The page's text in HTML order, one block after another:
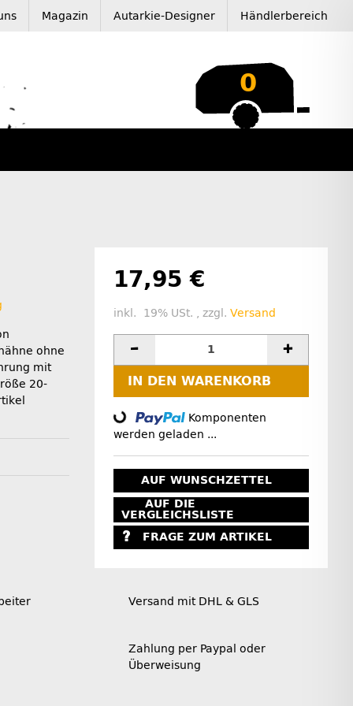
Magazin Autarkie-Designer Händlerbereich
0
ohne
mit
20-
17,95 €
inkl. 19% USt. , zzgl. Versand
IN DEN WARENKORB
Loading...
Komponenten
werden geladen ...
AUF WUNSCHZETTEL
AUF DIE
VERGLEICHSLISTE
FRAGE ZUM ARTIKEL
Versand mit DHL & GLS
Zahlung per Paypal oder
Überweisung